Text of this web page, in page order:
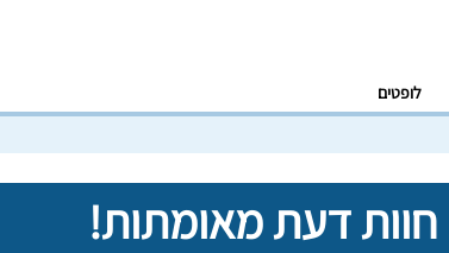
לופטים